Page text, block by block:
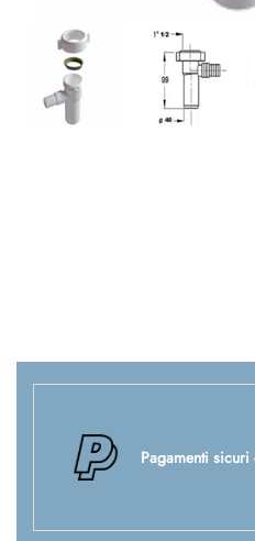
Pagamenti sicuri